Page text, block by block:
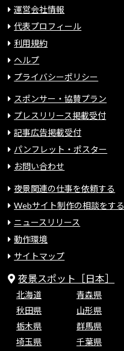
運営会社情報
代表プロフィール
利用規約
ヘルプ
プライバシーポリシー
スポンサー・協賛プラン
プレスリリース掲載受付
記事広告掲載受付
パンフレット・ポスター
お問い合わせ
夜景関連の仕事を依頼する
Webサイト制作の相談をする
ニュースリリース
動作環境
サイトマップ
夜景スポット［日本］
北海道 青森県
秋田県
山形県
栃木県
群馬県
埼玉県
千葉県